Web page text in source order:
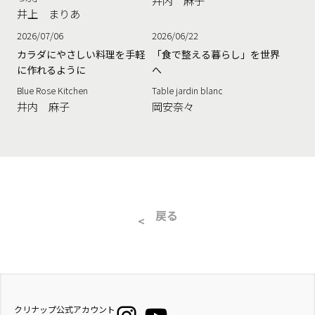
井上 まりあ
2026/07/06
カラダにやさしい料理を手軽
に作れるように
Blue Rose Kitchen
井内 麻子
2026/06/22
「食で整える暮らし」を世界
へ
Table jardin blanc
岡安奈々
戻る
クリナップ公式アカウント